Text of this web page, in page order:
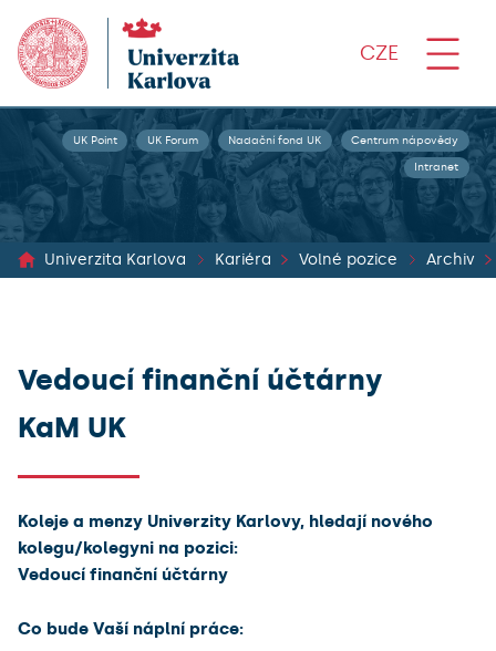
CZE
UK Point UK Forum Nadační fond UK Centrum nápovědy
Intranet
Univerzita Karlova Kariéra Volné pozice Archiv
Vedoucí finanční účtárny
KaM UK
Koleje a menzy Univerzity Karlovy, hledají nového
kolegu/kolegyni na pozici:
Vedoucí finanční účtárny
Co bude Vaší náplní práce: